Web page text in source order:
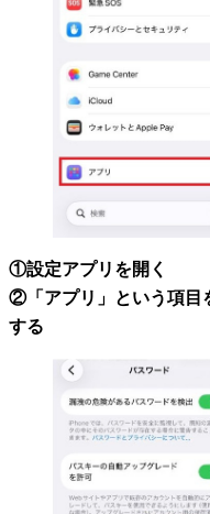
①設定アプリを開く
②「アプリ」という項目
する